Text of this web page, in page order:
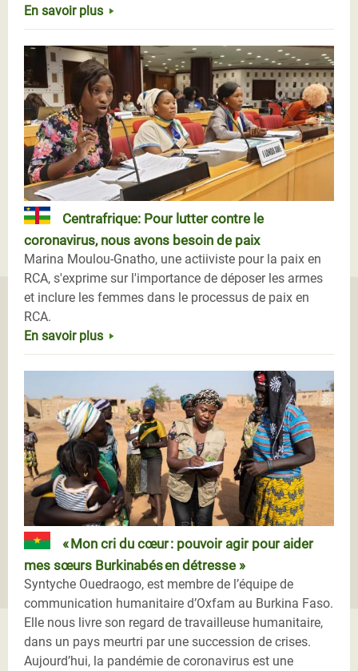
En savoir plus
Centrafrique: Pour lutter contre le
coronavirus, nous avons besoin de paix
Marina Moulou-Gnatho, une actiiviste pour la paix en
RCA, s'exprime sur l'importance de déposer les armes
et inclure les femmes dans le processus de paix en
RCA.
En savoir plus
« Mon cri du cœur : pouvoir agir pour aider
mes sœurs Burkinabés en détresse »
Syntyche Ouedraogo, est membre de l’équipe de
communication humanitaire d’Oxfam au Burkina Faso.
Elle nous livre son regard de travailleuse humanitaire,
dans un pays meurtri par une succession de crises.
Aujourd’hui, la pandémie de coronavirus est une